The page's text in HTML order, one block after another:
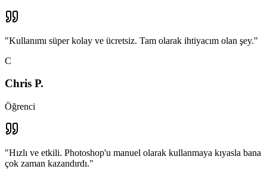
"Kullanımı süper kolay ve ücretsiz. Tam olarak ihtiyacım olan şey."
C
Chris P.
Öğrenci
"Hızlı ve etkili. Photoshop'u manuel olarak kullanmaya kıyasla bana
çok zaman kazandırdı."